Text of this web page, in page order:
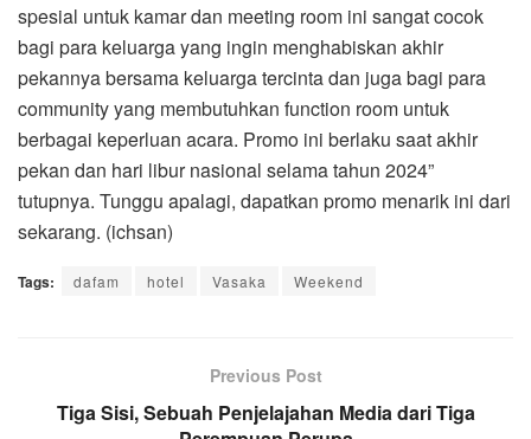
spesial untuk kamar dan meeting room ini sangat cocok
bagi para keluarga yang ingin menghabiskan akhir
pekannya bersama keluarga tercinta dan juga bagi para
community yang membutuhkan function room untuk
berbagai keperluan acara. Promo ini berlaku saat akhir
pekan dan hari libur nasional selama tahun 2024”
tutupnya. Tunggu apalagi, dapatkan promo menarik ini dari
sekarang. (ichsan)
Tags: dafam hotel Vasaka Weekend
Previous Post
Tiga Sisi, Sebuah Penjelajahan Media dari Tiga